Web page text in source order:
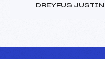
DREYFUS JUSTIN